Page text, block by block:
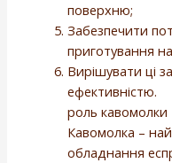
поверхню;
Забезпечити
приготування
Вирішувати ці
ефективністю.
роль кавомолки
Кавомолка –
обладнання